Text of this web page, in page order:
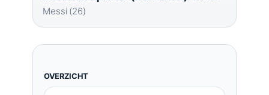
Messi (26)
OVERZICHT